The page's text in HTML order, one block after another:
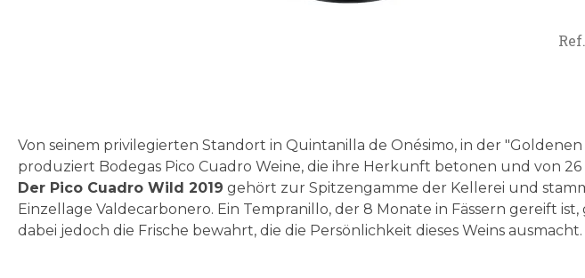
springen
Ref.
Von seinem privilegierten Standort in Quintanilla de Onésimo, in der
produziert Bodegas Pico Cuadro Weine, die ihre Herkunft betonen und von
Der Pico Cuadro Wild 2019 gehört zur Spitzengamme der Kellerei und
Einzellage Valdecarbonero. Ein Tempranillo, der 8 Monate in Fässern gereift
dabei jedoch die Frische bewahrt, die die Persönlichkeit dieses Weins ausmacht.